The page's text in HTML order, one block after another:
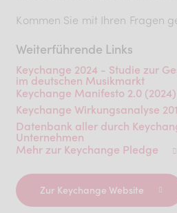
Kommen Sie mit Ihren Fragen
Weiterführende Links
Keychange 2024 - Studie zur
im deutschen Musikmarkt
Keychange Manifesto 2.0 (2024)
Keychange Wirkungsanalyse
Datenbank aller durch
Unternehmen
Mehr zur Keychange Pledge
Zur Keychange Website